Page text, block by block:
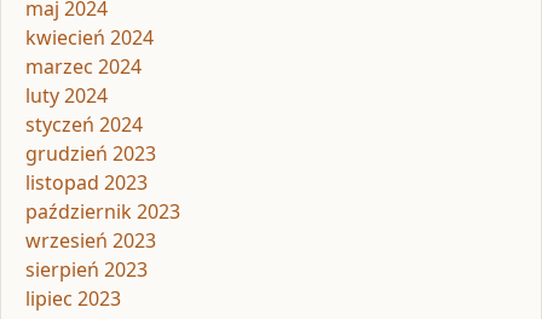
maj 2024
kwiecień 2024
marzec 2024
luty 2024
styczeń 2024
grudzień 2023
listopad 2023
październik 2023
wrzesień 2023
sierpień 2023
lipiec 2023